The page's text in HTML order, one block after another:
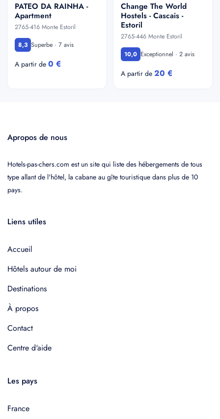
PATEO DA RAINHA -
Apartment
2765-416 Monte Estoril
8,3 Superbe · 7 avis
A partir de 0 €
Change The World
Hostels - Cascais -
Estoril
2765-446 Monte Estoril
10,0 Exceptionnel · 2 avis
A partir de 20 €
Apropos de nous
Hotels-pas-chers.com est un site qui liste des hébergements de tous
type allant de l'hôtel, la cabane au gîte touristique dans plus de 10
pays.
Liens utiles
Accueil
Hôtels autour de moi
Destinations
À propos
Contact
Centre d'aide
Les pays
France